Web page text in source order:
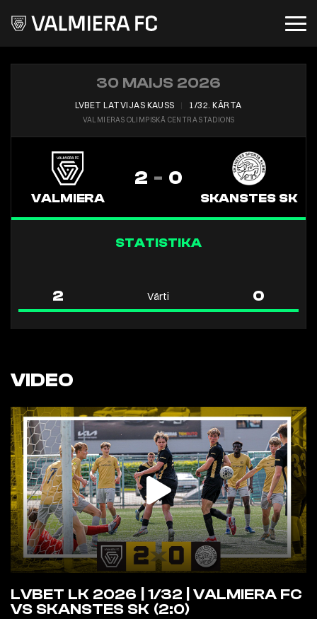
30 MAIJS 2026
LVBET LATVIJAS KAUSS ︱ 1/32. KĀRTA
VALMIERAS OLIMPISKĀ CENTRA STADIONS
VALMIERA
2 - 0
SKANSTES SK
STATISTIKA
2 Vārti 0
VIDEO
LVBET LK 2026 | 1/32 | VALMIERA FC
VS SKANSTES SK (2:0)